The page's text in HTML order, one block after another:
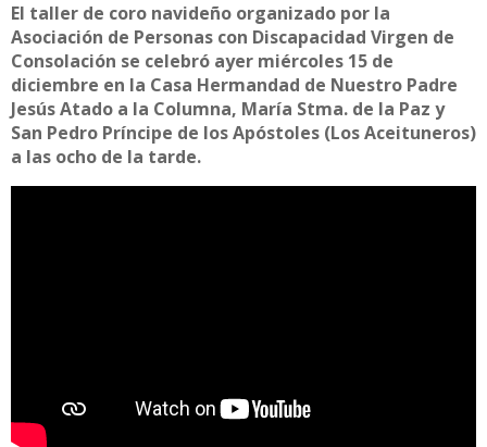
El taller de coro navideño organizado por la
Asociación de Personas con Discapacidad Virgen de
Consolación se celebró ayer miércoles 15 de
diciembre en la Casa Hermandad de Nuestro Padre
Jesús Atado a la Columna, María Stma. de la Paz y
San Pedro Príncipe de los Apóstoles (Los Aceituneros)
a las ocho de la tarde.